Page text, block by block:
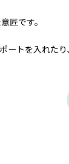
匠です。
トを入れた